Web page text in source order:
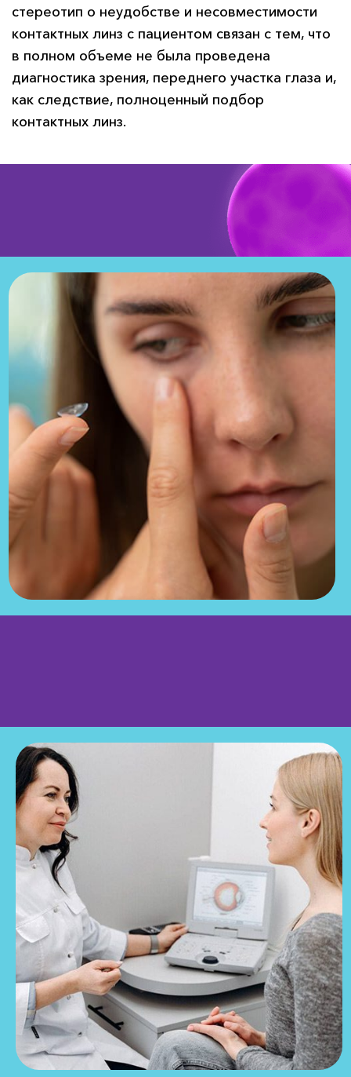
стереотип о неудобстве и несовместимости
контактных линз с пациентом связан с тем, что
в полном объеме не была проведена
диагностика зрения, переднего участка глаза и,
как следствие, полноценный подбор
контактных линз.